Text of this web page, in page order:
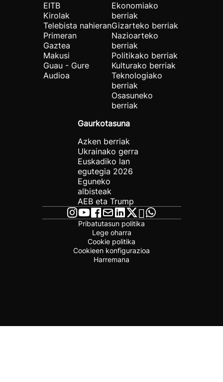
EITB
Kirolak
Telebista nahieran
Primeran
Gaztea
Makusi
Guau - Gure
Audioa
Ekonomiako
berriak
Gizarteko berriak
Nazioarteko
berriak
Politikako berriak
Kulturako berriak
Teknologiako
berriak
Osasuneko
berriak
Gaurkotasuna
Azken berriak
Ukrainako gerra
Euskadiko lan
egutegia 2026
Eguneko
albisteak
AEB eta Trump
Pribatutasun politika
Lege oharra
Cookie politika
Cookieen konfigurazioa
Harremana